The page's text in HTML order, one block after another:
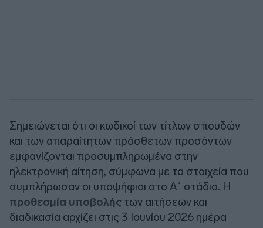
Σημειώνεται ότι οι κωδικοί των τίτλων σπουδών
και των απαραίτητων πρόσθετων προσόντων
εμφανίζονται προσυμπληρωμένα στην
ηλεκτρονική αίτηση, σύμφωνα με τα στοιχεία που
συμπλήρωσαν οι υποψήφιοι στο Α΄ στάδιο. Η
προθεσμία υποβολής των αιτήσεων και
διαδικασία αρχίζει στις 3 Ιουνίου 2026 ημέρα